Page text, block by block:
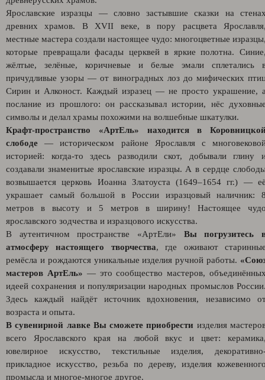
Ярославские изразцы — словно застывшие сказки на
древних храмов. В XVII веке, в пору расцвета
местные мастера создали настоящее чудо: многоцветные
которые превращали фасады церквей в яркие полотна.
жёлтые, зелёные, коричневые и белые эмали сплетались
причудливые узоры — от виноградных лоз до мифических
Сирин и Алконост. Каждый изразец — не просто украшение,
послание из прошлого: он рассказывал истории, нёс
символы и делал храмы похожими на волшебные шкатулки.
Крафт-пространство «АртЕль» находится в
слободе — историческом районе Ярославля с
историей: когда‑то здесь разводили скот, добывали глину
создавали знаменитые ярославские изразцы. А в сердце
возвышается церковь Иоанна Златоуста (1649–1654 гг.) —
украшает самый большой в России изразцовый наличник:
метров в высоту и 5 метров в ширину! Настоящее
ярославского зодчества и изразцового искусства.
В аутентичном пространстве «АртЕли» Вы погрузитесь
атмосферу настоящего творчества, где оживают
ремёсла и рождаются уникальные изделия ручной работы.
мастеров АртЕль» — это сообщество мастеров,
идеей сохранения и популяризации народных промыслов
Здесь каждый найдёт источник вдохновения, независимо
возраста и опыта.
В сувенирной лавке Вы сможете приобрести изделия
всего Ярославского края на любой вкус и цвет:
ювелирное искусство, текстильные изделия,
прикладное искусство, резьба по дереву, изделия
промысла и многое-многое другое.